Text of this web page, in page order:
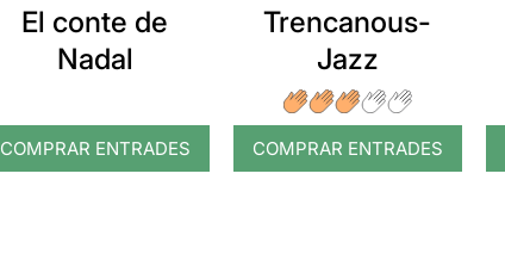
El conte de
Nadal
COMPRAR ENTRADES
Trencanous-
Jazz
COMPRAR ENTRADES